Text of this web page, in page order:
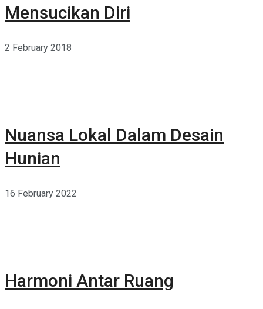
Mensucikan Diri
2 February 2018
Nuansa Lokal Dalam Desain
Hunian
16 February 2022
Harmoni Antar Ruang